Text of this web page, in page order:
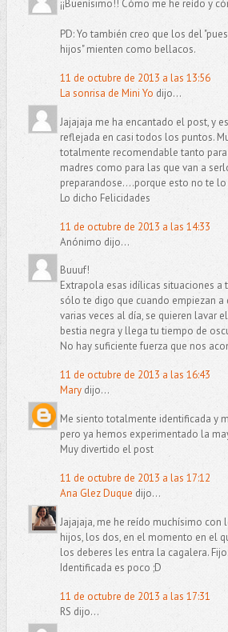
¡¡Buenísimo!! Cómo me he reído y
PD: Yo también creo que los del
hijos" mienten como bellacos.
11 de octubre de 2013 a las 13:56
La sonrisa de Mini Yo dijo...
Jajajaja me ha encantado el post, y
reflejada en casi todos los puntos.
totalmente recomendable tanto
madres como para las que van a
preparandose....porque esto no te lo
Lo dicho Felicidades
11 de octubre de 2013 a las 14:33
Anónimo dijo...
Buuuf!
Extrapola esas idílicas situaciones a
sólo te digo que cuando empiezan a
varias veces al día, se quieren lavar
bestia negra y llega tu tiempo de
No hay suficiente fuerza que nos
11 de octubre de 2013 a las 16:43
Marydijo...
Me siento totalmente identificada y
pero ya hemos experimentado la
Muy divertido el post
11 de octubre de 2013 a las 17:12
Ana Glez Duque dijo...
Jajajaja, me he reído muchísimo con
hijos, los dos, en el momento en el
los deberes les entra la cagalera. Fijo.
Identificada es poco ;D
11 de octubre de 2013 a las 17:31
RS dijo...